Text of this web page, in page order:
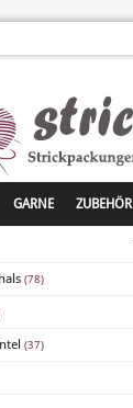
GARNE ZUBEHÖR
(78)
(37)